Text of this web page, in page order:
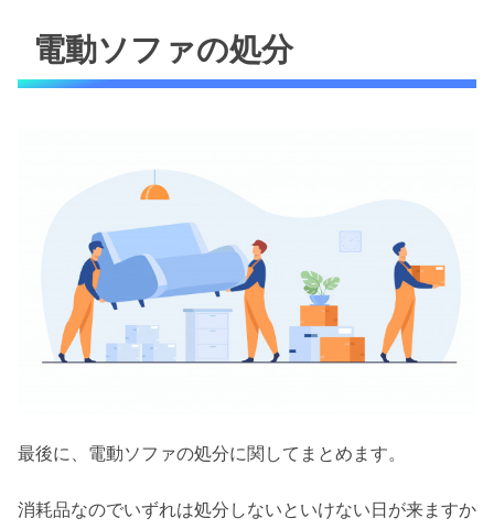
電動ソファの処分
最後に、電動ソファの処分に関してまとめます。
消耗品なのでいずれは処分しないといけない日が来ますか